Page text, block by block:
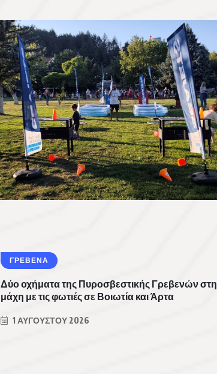
ΓΡΕΒΕΝΑ
Δύο οχήματα της Πυροσβεστικής Γρεβενών στη
μάχη με τις φωτιές σε Βοιωτία και Άρτα
1 ΑΥΓΟΎΣΤΟΥ 2026